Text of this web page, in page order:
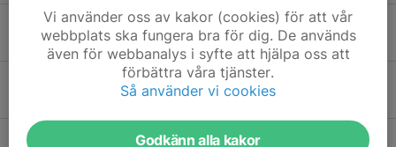
Endast en vecka kvar till årets Hohällabravad!
16 jun, 11:06 0
8 jun, 11:19 0
Invigning av utegymmet - Söndag 7/6!
Vi använder oss av kakor (cookies) för att vår
webbplats ska fungera bra för dig. De används
även för webbanalys i syfte att hjälpa oss att
förbättra våra tjänster.
Så använder vi cookies
Godkänn alla kakor